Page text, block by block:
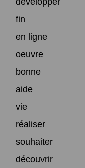
fin
en ligne
oeuvre
bonne
aide
vie
réaliser
souhaiter
découvrir